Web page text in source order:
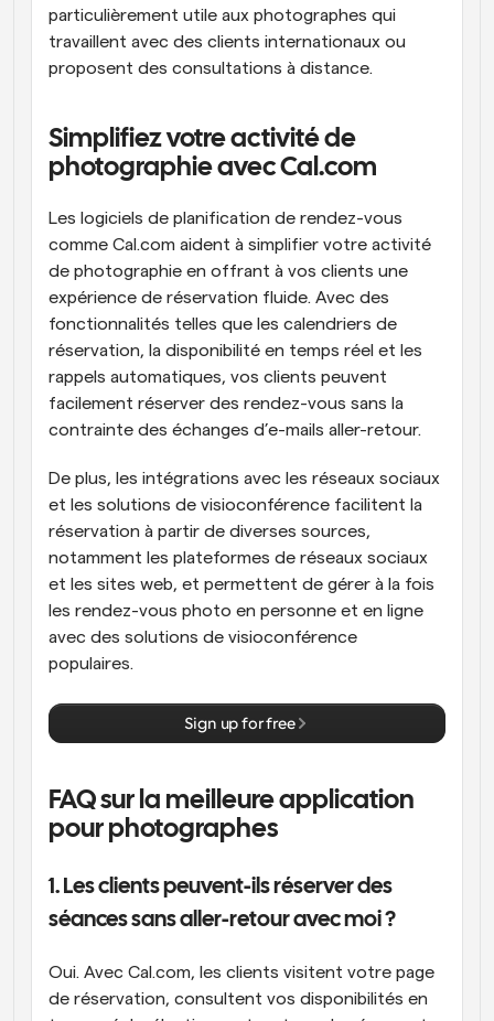
particulièrement utile aux photographes qui
travaillent avec des clients internationaux ou
proposent des consultations à distance.
Simplifiez votre activité de
photographie avec Cal.com
Les logiciels de planification de rendez-vous
comme Cal.com aident à simplifier votre activité
de photographie en offrant à vos clients une
expérience de réservation fluide. Avec des
fonctionnalités telles que les calendriers de
réservation, la disponibilité en temps réel et les
rappels automatiques, vos clients peuvent
facilement réserver des rendez-vous sans la
contrainte des échanges d’e-mails aller-retour.
De plus, les intégrations avec les réseaux sociaux
et les solutions de visioconférence facilitent la
réservation à partir de diverses sources,
notamment les plateformes de réseaux sociaux
et les sites web, et permettent de gérer à la fois
les rendez-vous photo en personne et en ligne
avec des solutions de visioconférence
populaires.
Sign up for free
FAQ sur la meilleure application
pour photographes
1. Les clients peuvent-ils réserver des
séances sans aller-retour avec moi ?
Oui. Avec Cal.com, les clients visitent votre page
de réservation, consultent vos disponibilités en